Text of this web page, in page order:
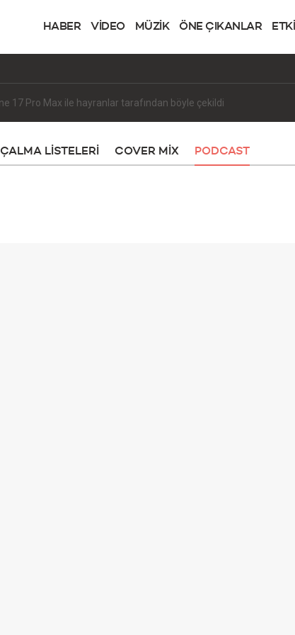
HABER VİDEO MÜZİK ÖNE ÇIKANLAR
ÇALMA LISTELERI COVER MIX PODCAST